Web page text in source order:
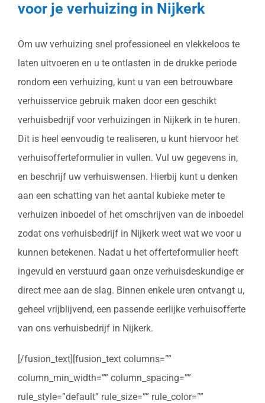
voor je verhuizing in Nijkerk
Om uw verhuizing snel professioneel en vlekkeloos te
laten uitvoeren en u te ontlasten in de drukke periode
rondom een verhuizing, kunt u van een betrouwbare
verhuisservice gebruik maken door een geschikt
verhuisbedrijf voor verhuizingen in Nijkerk in te huren.
Dit is heel eenvoudig te realiseren, u kunt hiervoor het
verhuisofferteformulier in vullen. Vul uw gegevens in,
en beschrijf uw verhuiswensen. Hierbij kunt u denken
aan een schatting van het aantal kubieke meter te
verhuizen inboedel of het omschrijven van de inboedel
zodat ons verhuisbedrijf in Nijkerk weet wat we voor u
kunnen betekenen. Nadat u het offerteformulier heeft
ingevuld en verstuurd gaan onze verhuisdeskundige er
direct mee aan de slag. Binnen enkele uren ontvangt u,
geheel vrijblijvend, een passende eerlijke verhuisofferte
van ons verhuisbedrijf in Nijkerk.
[/fusion_text][fusion_text columns=””
column_min_width=”” column_spacing=””
rule_style=”default” rule_size=”” rule_color=””